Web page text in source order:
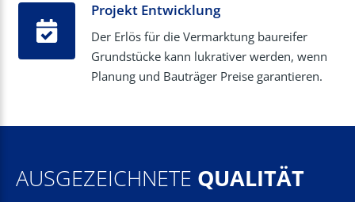
Projekt Entwicklung
Der Erlös für die Vermarktung baureifer
Grundstücke kann lukrativer werden, wenn
Planung und Bauträger Preise garantieren.
AUSGEZEICHNETE QUALITÄT